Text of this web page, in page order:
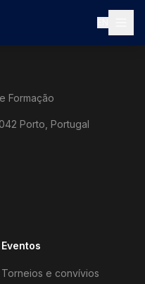
Formação
Porto, Portugal
Eventos
Torneios e convívios